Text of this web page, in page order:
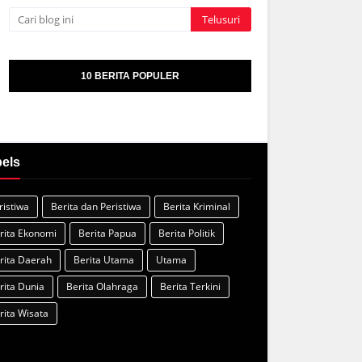
10 BERITA POPULER
Berita dan Peristiwa
Berita Kriminal
Ekonomi
Berita Papua
Berita Politik
Daerah
Berita Utama
Utama
Dunia
Berita Olahraga
Berita Terkini
Wisata